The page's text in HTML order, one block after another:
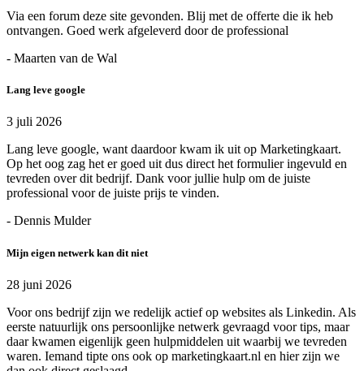
Via een forum deze site gevonden. Blij met de offerte die ik heb
ontvangen. Goed werk afgeleverd door de professional
- Maarten van de Wal
Lang leve google
3 juli 2026
Lang leve google, want daardoor kwam ik uit op Marketingkaart.
Op het oog zag het er goed uit dus direct het formulier ingevuld en
tevreden over dit bedrijf. Dank voor jullie hulp om de juiste
professional voor de juiste prijs te vinden.
- Dennis Mulder
Mijn eigen netwerk kan dit niet
28 juni 2026
Voor ons bedrijf zijn we redelijk actief op websites als Linkedin. Als
eerste natuurlijk ons persoonlijke netwerk gevraagd voor tips, maar
daar kwamen eigenlijk geen hulpmiddelen uit waarbij we tevreden
waren. Iemand tipte ons ook op marketingkaart.nl en hier zijn we